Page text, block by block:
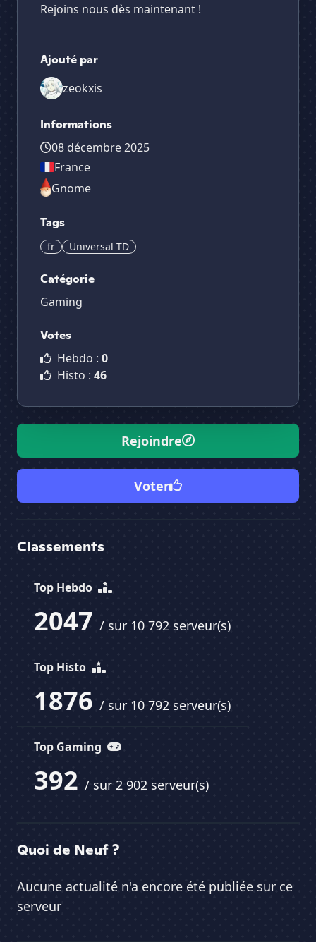
Rejoins nous dès maintenant !
Ajouté par
zeokxis
Informations
08 décembre 2025
France
Gnome
Tags
fr Universal TD
Catégorie
Gaming
Votes
Hebdo : 0
Histo : 46
Rejoindre
Voter
Classements
Top Hebdo
2047 / sur 10 792 serveur(s)
Top Histo
1876 / sur 10 792 serveur(s)
Top Gaming
392 / sur 2 902 serveur(s)
Quoi de Neuf ?
Aucune actualité n'a encore été publiée sur ce
serveur